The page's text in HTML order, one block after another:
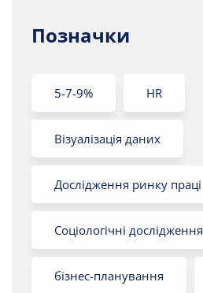
Позначки
5-7-9% HR
Візуалізація даних
Дослідження ринку праці
Соціологічні дослідження
бізнес-планування